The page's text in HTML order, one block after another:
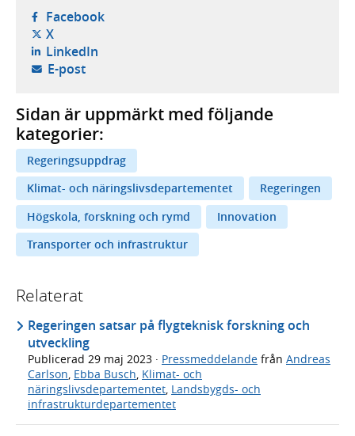
Facebook- öppnas i ny flik, extern webbplats,
X- öppnas i ny flik, extern webbplats,
LinkedIn- öppnas i ny flik, extern webbplats,
E-post- öppnar din e-postklient,
Sidan är uppmärkt med följande
kategorier:
Regeringsuppdrag
Klimat- och näringslivsdepartementet
Regeringen
Högskola, forskning och rymd
Innovation
Transporter och infrastruktur
Relaterat
Regeringen satsar på flygteknisk forskning och
utveckling
Publicerad 29 maj 2023 · Pressmeddelande från Andreas
Carlson, Ebba Busch, Klimat- och
näringslivsdepartementet, Landsbygds- och
infrastrukturdepartementet